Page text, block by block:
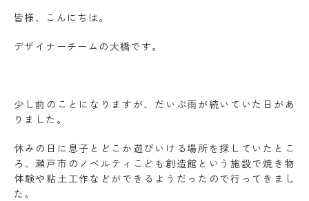
皆様、こんにちは。
デザイナーチームの大橋です。
少し前のことになりますが、だいぶ雨が続いていた日があ
りました。
休みの日に息子とどこか遊びいける場所を探していたとこ
ろ、瀬戸市のノベルティこども創造館という施設で焼き物
体験や粘土工作などができるようだったので行ってきまし
た。